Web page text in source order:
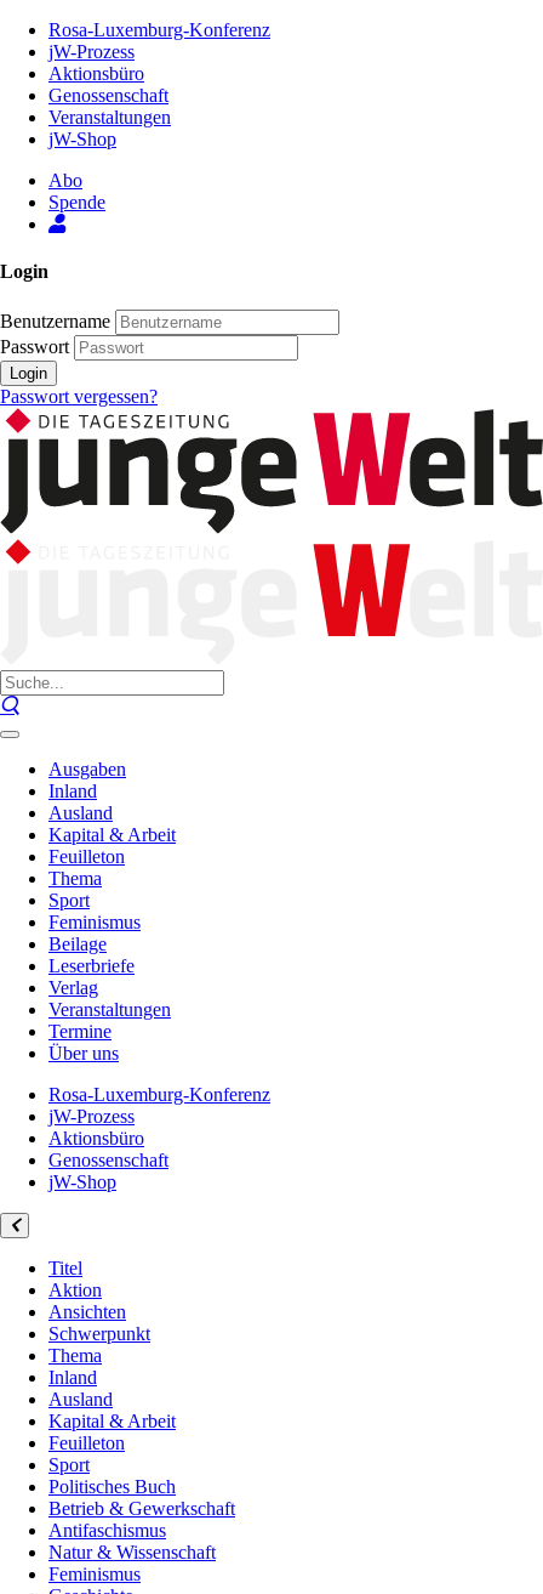
Inhalt
Seite
Rosa-Luxemburg-Konferenz
jW-Prozess
Aktionsbüro
Genossenschaft
Veranstaltungen
jW-Shop
Abo
Spende
Login
Benutzername
Passwort
Login
Passwort vergessen?
Ausgaben
Inland
Ausland
Kapital & Arbeit
Feuilleton
Thema
Sport
Feminismus
Beilage
Leserbriefe
Verlag
Veranstaltungen
Termine
Über uns
Rosa-Luxemburg-Konferenz
jW-Prozess
Aktionsbüro
Genossenschaft
jW-Shop
Titel
Aktion
Ansichten
Schwerpunkt
Thema
Inland
Ausland
Kapital & Arbeit
Feuilleton
Sport
Politisches Buch
Betrieb & Gewerkschaft
Antifaschismus
Natur & Wissenschaft
Feminismus